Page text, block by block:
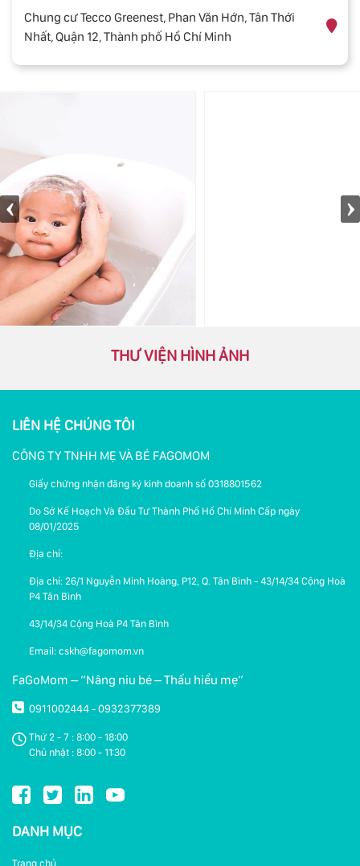
Chung cư Tecco Greenest, Phan Văn Hớn, Tân Thới
Nhất, Quận 12, Thành phố Hồ Chí Minh
THƯ VIỆN HÌNH ẢNH
LIÊN HỆ CHÚNG TÔI
CÔNG TY TNHH MẸ VÀ BÉ FAGOMOM
Giấy chứng nhận đăng ký kinh doanh số 0318801562
Do Sở Kế Hoạch Và Đầu Tư Thành Phố Hồ Chí Minh Cấp ngày
08/01/2025
Địa chỉ:
Địa chỉ: 26/1 Nguyễn Minh Hoàng, P12, Q. Tân Bình - 43/14/34 Cộng Hoà
P4 Tân Bình
43/14/34 Cộng Hoà P4 Tân Bình
Email: cskh@fagomom.vn
FaGoMom – “Nâng niu bé – Thấu hiểu mẹ”
0911002444 - 0932377389
Thứ 2 - 7 : 8:00 - 18:00
Chủ nhật : 8:00 - 11:30
DANH MỤC
Trang chủ